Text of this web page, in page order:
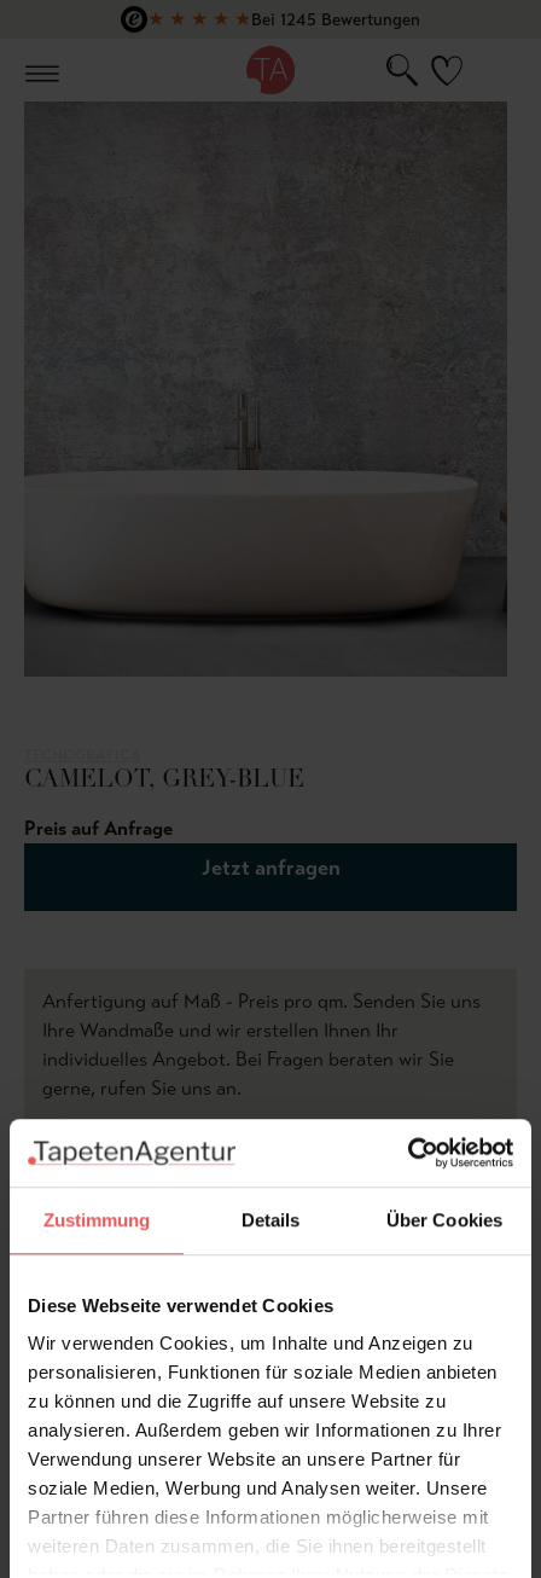
Zustimmung Details Über Cookies
Diese Webseite verwendet Cookies
Wir verwenden Cookies, um Inhalte und Anzeigen zu
personalisieren, Funktionen für soziale Medien anbieten
zu können und die Zugriffe auf unsere Website zu
analysieren. Außerdem geben wir Informationen zu Ihrer
Verwendung unserer Website an unsere Partner für
soziale Medien, Werbung und Analysen weiter. Unsere
Partner führen diese Informationen möglicherweise mit
weiteren Daten zusammen, die Sie ihnen bereitgestellt
Zum Hauptinhalt springen
★ ★ ★ ★ ★Bei 1245 Bewertungen
CAMELOT, GREY-BLUE
Preis auf Anfrage
Jetzt anfragen
Anfertigung auf Maß - Preis pro qm. Senden Sie uns
Ihre Wandmaße und wir erstellen Ihnen Ihr
individuelles Angebot. Bei Fragen beraten wir Sie
gerne, rufen Sie uns an.
zur Kollektion Tecnografica >>
"Shabby Chic"...
Produktdetails
Versand & Zahlung
Bewertungen